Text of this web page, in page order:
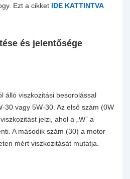
Ezt a cikket IDE KATTINTVA
és jelentősége
álló viszkozitási besorolással
30 vagy 5W-30. Az első szám (0W
jelzi, ahol a „W” a
A második szám (30) a motor
mért viszkozitását mutatja.